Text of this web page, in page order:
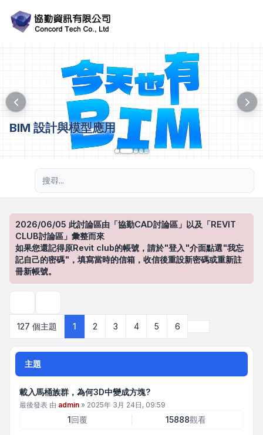
BIM 設計與模型應用
2026/06/05 此討論區由「協勤CAD討論區」以及「REVIT
CLUB討論區」彙整而來
如果您還記得原Revit club的帳號，請於"登入"介面點選"我忘
記自己的密碼"，填寫當時的信箱，收信後重設新密碼或重新註
冊新帳號。
127 個主題
1 2 3 4 5 6
主題
載入馬桶族群，為何3D中變成方塊?
最後發表 由 admin » 2025年 3月 24日, 09:59
1回覆 15888觀看